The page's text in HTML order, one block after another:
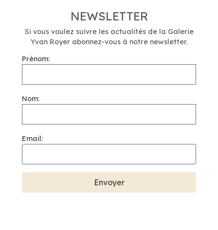
NEWSLETTER
Si vous voulez suivre les actualités de la Galerie
Yvan Royer abonnez-vous à notre newsletter.
Prénom:
Nom:
Email: